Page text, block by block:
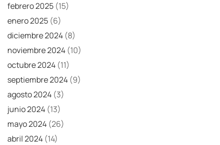
febrero 2025 (15)
enero 2025 (6)
diciembre 2024 (8)
noviembre 2024 (10)
octubre 2024 (11)
septiembre 2024 (9)
agosto 2024 (3)
junio 2024 (13)
mayo 2024 (26)
abril 2024 (14)